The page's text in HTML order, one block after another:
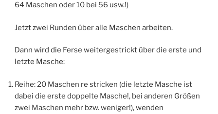
64 Maschen oder 10 bei 56 usw.!)
Jetzt zwei Runden über alle Maschen arbeiten.
Dann wird die Ferse weitergestrickt über die erste und
letzte Masche:
Reihe: 20 Maschen re stricken (die letzte Masche ist
dabei die erste doppelte Masche!, bei anderen Größen
zwei Maschen mehr bzw. weniger!), wenden